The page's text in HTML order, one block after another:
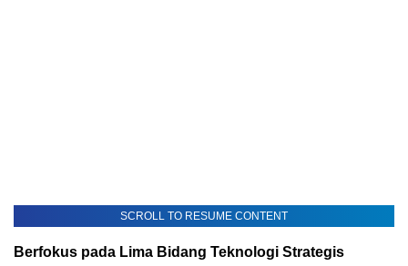
SCROLL TO RESUME CONTENT
Berfokus pada Lima Bidang Teknologi Strategis